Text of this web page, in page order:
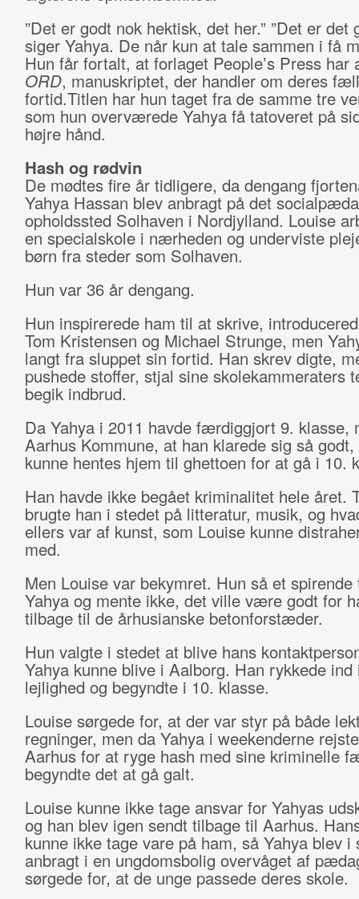
”Det er godt nok hektisk, det her.” ”Det er det
siger Yahya. De når kun at tale sammen i få
Hun får fortalt, at forlaget People’s Press har
ORD, manuskriptet, der handler om deres
fortid.Titlen har hun taget fra de samme tre
som hun overværede Yahya få tatoveret på
højre hånd.
Hash og rødvin
De mødtes fire år tidligere, da dengang
Yahya Hassan blev anbragt på det
opholdssted Solhaven i Nordjylland. Louise
en specialskole i nærheden og underviste
børn fra steder som Solhaven.
Hun var 36 år dengang.
Hun inspirerede ham til at skrive,
Tom Kristensen og Michael Strunge, men
langt fra sluppet sin fortid. Han skrev digte,
pushede stoffer, stjal sine skolekammeraters
begik indbrud.
Da Yahya i 2011 havde færdiggjort 9. klasse,
Aarhus Kommune, at han klarede sig så godt,
kunne hentes hjem til ghettoen for at gå i 10.
Han havde ikke begået kriminalitet hele året.
brugte han i stedet på litteratur, musik, og
ellers var af kunst, som Louise kunne
med.
Men Louise var bekymret. Hun så et spirende
Yahya og mente ikke, det ville være godt for
tilbage til de århusianske betonforstæder.
Hun valgte i stedet at blive hans
Yahya kunne blive i Aalborg. Han rykkede ind
lejlighed og begyndte i 10. klasse.
Louise sørgede for, at der var styr på både
regninger, men da Yahya i weekenderne
Aarhus for at ryge hash med sine kriminelle
begyndte det at gå galt.
Louise kunne ikke tage ansvar for Yahyas
og han blev igen sendt tilbage til Aarhus.
kunne ikke tage vare på ham, så Yahya blev i
anbragt i en ungdomsbolig overvåget af
sørgede for, at de unge passede deres skole.